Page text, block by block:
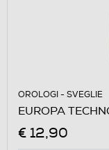
OROLOGI - SVEGLIE
EUROPA
€ 12,90